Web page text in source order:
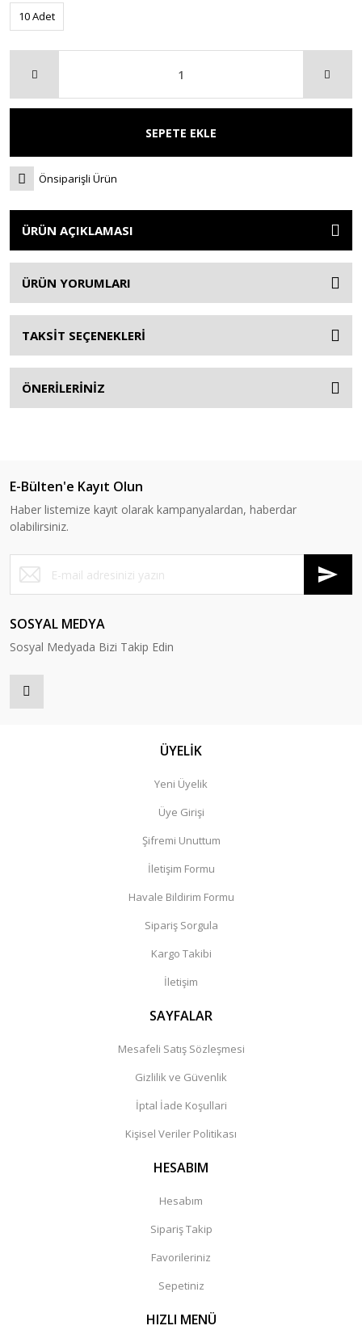
10 Adet
SEPETE EKLE
Önsiparişli Ürün
ÜRÜN AÇIKLAMASI
ÜRÜN YORUMLARI
TAKSİT SEÇENEKLERİ
ÖNERİLERİNİZ
E-Bülten'e Kayıt Olun
Haber listemize kayıt olarak kampanyalardan, haberdar
olabilirsiniz.
SOSYAL MEDYA
Sosyal Medyada Bizi Takip Edin
ÜYELİK
Yeni Üyelik
Üye Girişi
Şifremi Unuttum
İletişim Formu
Havale Bildirim Formu
Sipariş Sorgula
Kargo Takibi
İletişim
SAYFALAR
Mesafeli Satış Sözleşmesi
Gizlilik ve Güvenlik
İptal İade Koşullari
Kişisel Veriler Politikası
HESABIM
Hesabım
Sipariş Takip
Favorileriniz
Sepetiniz
HIZLI MENÜ